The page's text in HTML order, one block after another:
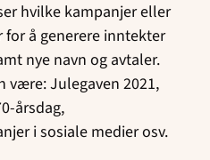
hvilke kampanjer eller
å generere inntekter
nye navn og avtaler.
være: Julegaven 2021,
årsdag,
i sosiale medier osv.